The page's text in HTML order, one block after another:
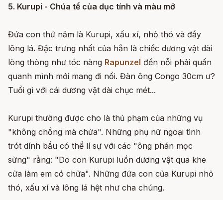
5. Kurupi - Chúa tể của dục tính và màu mỡ
Đứa con thứ năm là Kurupi, xấu xí, nhỏ thó và đầy
lông lá. Đặc trưng nhất của hắn là chiếc dương vật dài
lòng thòng như tóc nàng Rapunzel đến nỗi phải quấn
quanh mình mới mang đi nổi. Đàn ông Congo 30cm ư?
Tuổi gì với cái dương vật dài chục mét...
Kurupi thường được cho là thủ phạm của những vụ
"không chồng mà chửa". Những phụ nữ ngoại tình
trót dính bầu có thể lí sự với các "ông phán mọc
sừng" rằng: "Do con Kurupi luồn dương vật qua khe
cửa làm em có chửa". Những đứa con của Kurupi nhỏ
thó, xấu xí và lông lá hệt như cha chúng.